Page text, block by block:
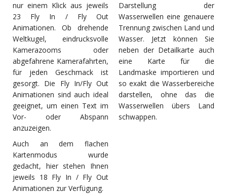
nur einem Klick aus jeweils
23 Fly In / Fly Out
Animationen. Ob drehende
Weltkugel, eindrucksvolle
Kamerazooms oder
abgefahrene Kamerafahrten,
für jeden Geschmack ist
gesorgt. Die Fly In/Fly Out
Animationen sind auch ideal
geeignet, um einen Text im
Vor- oder Abspann
anzuzeigen.
Auch an dem flachen
Kartenmodus wurde
gedacht, hier stehen Ihnen
jeweils 18 Fly In / Fly Out
Animationen zur Verfügung.
Darstellung der
Wasserwellen eine genauere
Trennung zwischen Land und
Wasser. Jetzt können Sie
neben der Detailkarte auch
eine Karte für die
Landmaske importieren und
so exakt die Wasserbereiche
darstellen, ohne das die
Wasserwellen übers Land
schwappen.